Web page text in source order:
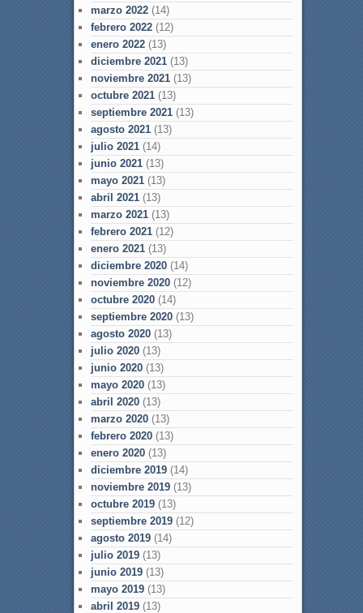
marzo 2022(14)
febrero 2022(12)
enero 2022(13)
diciembre 2021(13)
noviembre 2021(13)
octubre 2021(13)
septiembre 2021(13)
agosto 2021(13)
julio 2021(14)
junio 2021(13)
mayo 2021(13)
abril 2021(13)
marzo 2021(13)
febrero 2021(12)
enero 2021(13)
diciembre 2020(14)
noviembre 2020(12)
octubre 2020(14)
septiembre 2020(13)
agosto 2020(13)
julio 2020(13)
junio 2020(13)
mayo 2020(13)
abril 2020(13)
marzo 2020(13)
febrero 2020(13)
enero 2020(13)
diciembre 2019(14)
noviembre 2019(13)
octubre 2019(13)
septiembre 2019(12)
agosto 2019(14)
julio 2019(13)
junio 2019(13)
mayo 2019(13)
abril 2019(13)